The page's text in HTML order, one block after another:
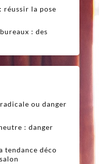
réussir la pose
: des
ou danger
: danger
tendance déco